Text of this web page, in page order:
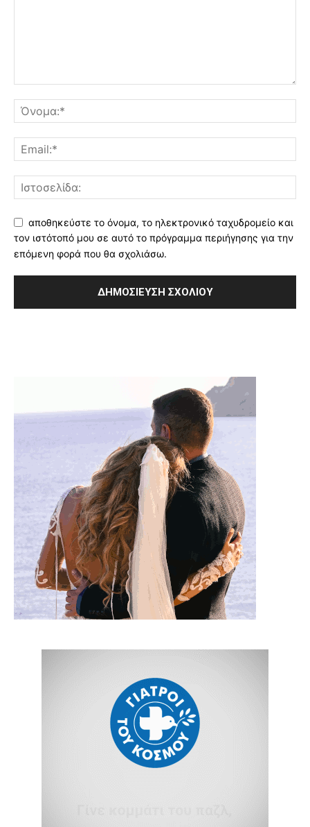
αποθηκεύστε το όνομα, το ηλεκτρονικό ταχυδρομείο και
τον ιστότοπό μου σε αυτό το πρόγραμμα περιήγησης για την
επόμενη φορά που θα σχολιάσω.